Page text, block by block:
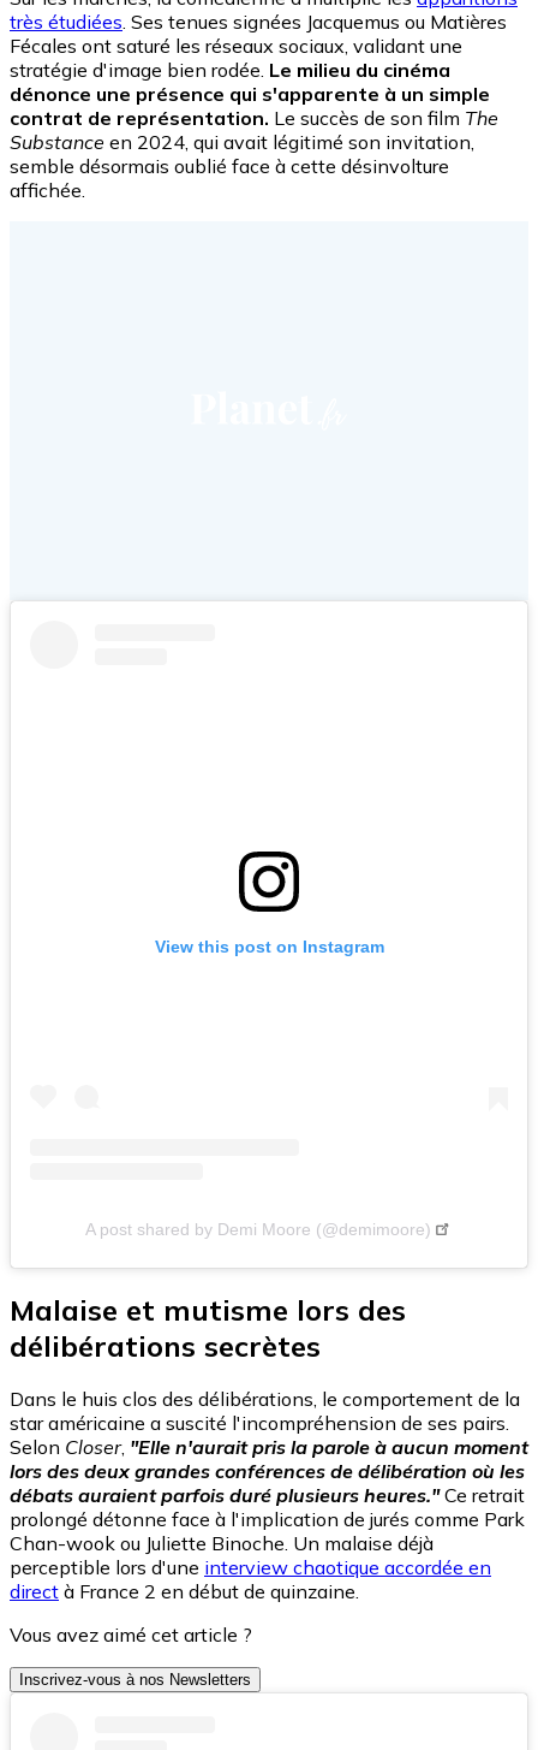
très étudiées. Ses tenues signées Jacquemus ou Matières
Fécales ont saturé les réseaux sociaux, validant une
stratégie d'image bien rodée. Le milieu du cinéma
dénonce une présence qui s'apparente à un simple
contrat de représentation. Le succès de son film The
Substance en 2024, qui avait légitimé son invitation,
semble désormais oublié face à cette désinvolture
affichée.
View this post on Instagram
A post shared by Demi Moore (@demimoore)
Malaise et mutisme lors des
délibérations secrètes
Dans le huis clos des délibérations, le comportement de la
star américaine a suscité l'incompréhension de ses pairs.
Selon Closer, "Elle n'aurait pris la parole à aucun moment
lors des deux grandes conférences de délibération où les
débats auraient parfois duré plusieurs heures."Ce retrait
prolongé détonne face à l'implication de jurés comme Park
Chan-wook ou Juliette Binoche. Un malaise déjà
perceptible lors d'une interview chaotique accordée en
direct à France 2 en début de quinzaine.
Vous avez aimé cet article ?
Inscrivez-vous à nos Newsletters